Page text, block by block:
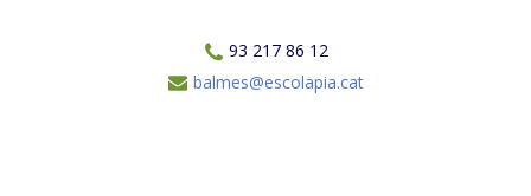
93 217 86 12
balmes@escolapia.cat